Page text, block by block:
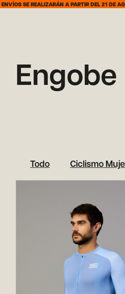
SE REALIZARÁN A PARTIR DEL 21 DE
Engobe
Todo Ciclismo